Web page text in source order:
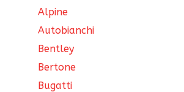
Alpine
Autobianchi
Bentley
Bertone
Bugatti